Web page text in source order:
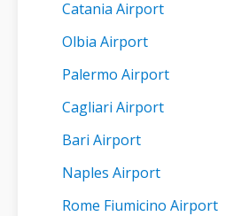
Catania Airport
Olbia Airport
Palermo Airport
Cagliari Airport
Bari Airport
Naples Airport
Rome Fiumicino Airport